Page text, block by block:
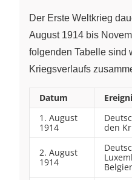
Der Erste Weltkrieg
August 1914 bis
folgenden Tabelle sind
Kriegsverlaufs
Datum
1. August
1914
den
2. August
1914